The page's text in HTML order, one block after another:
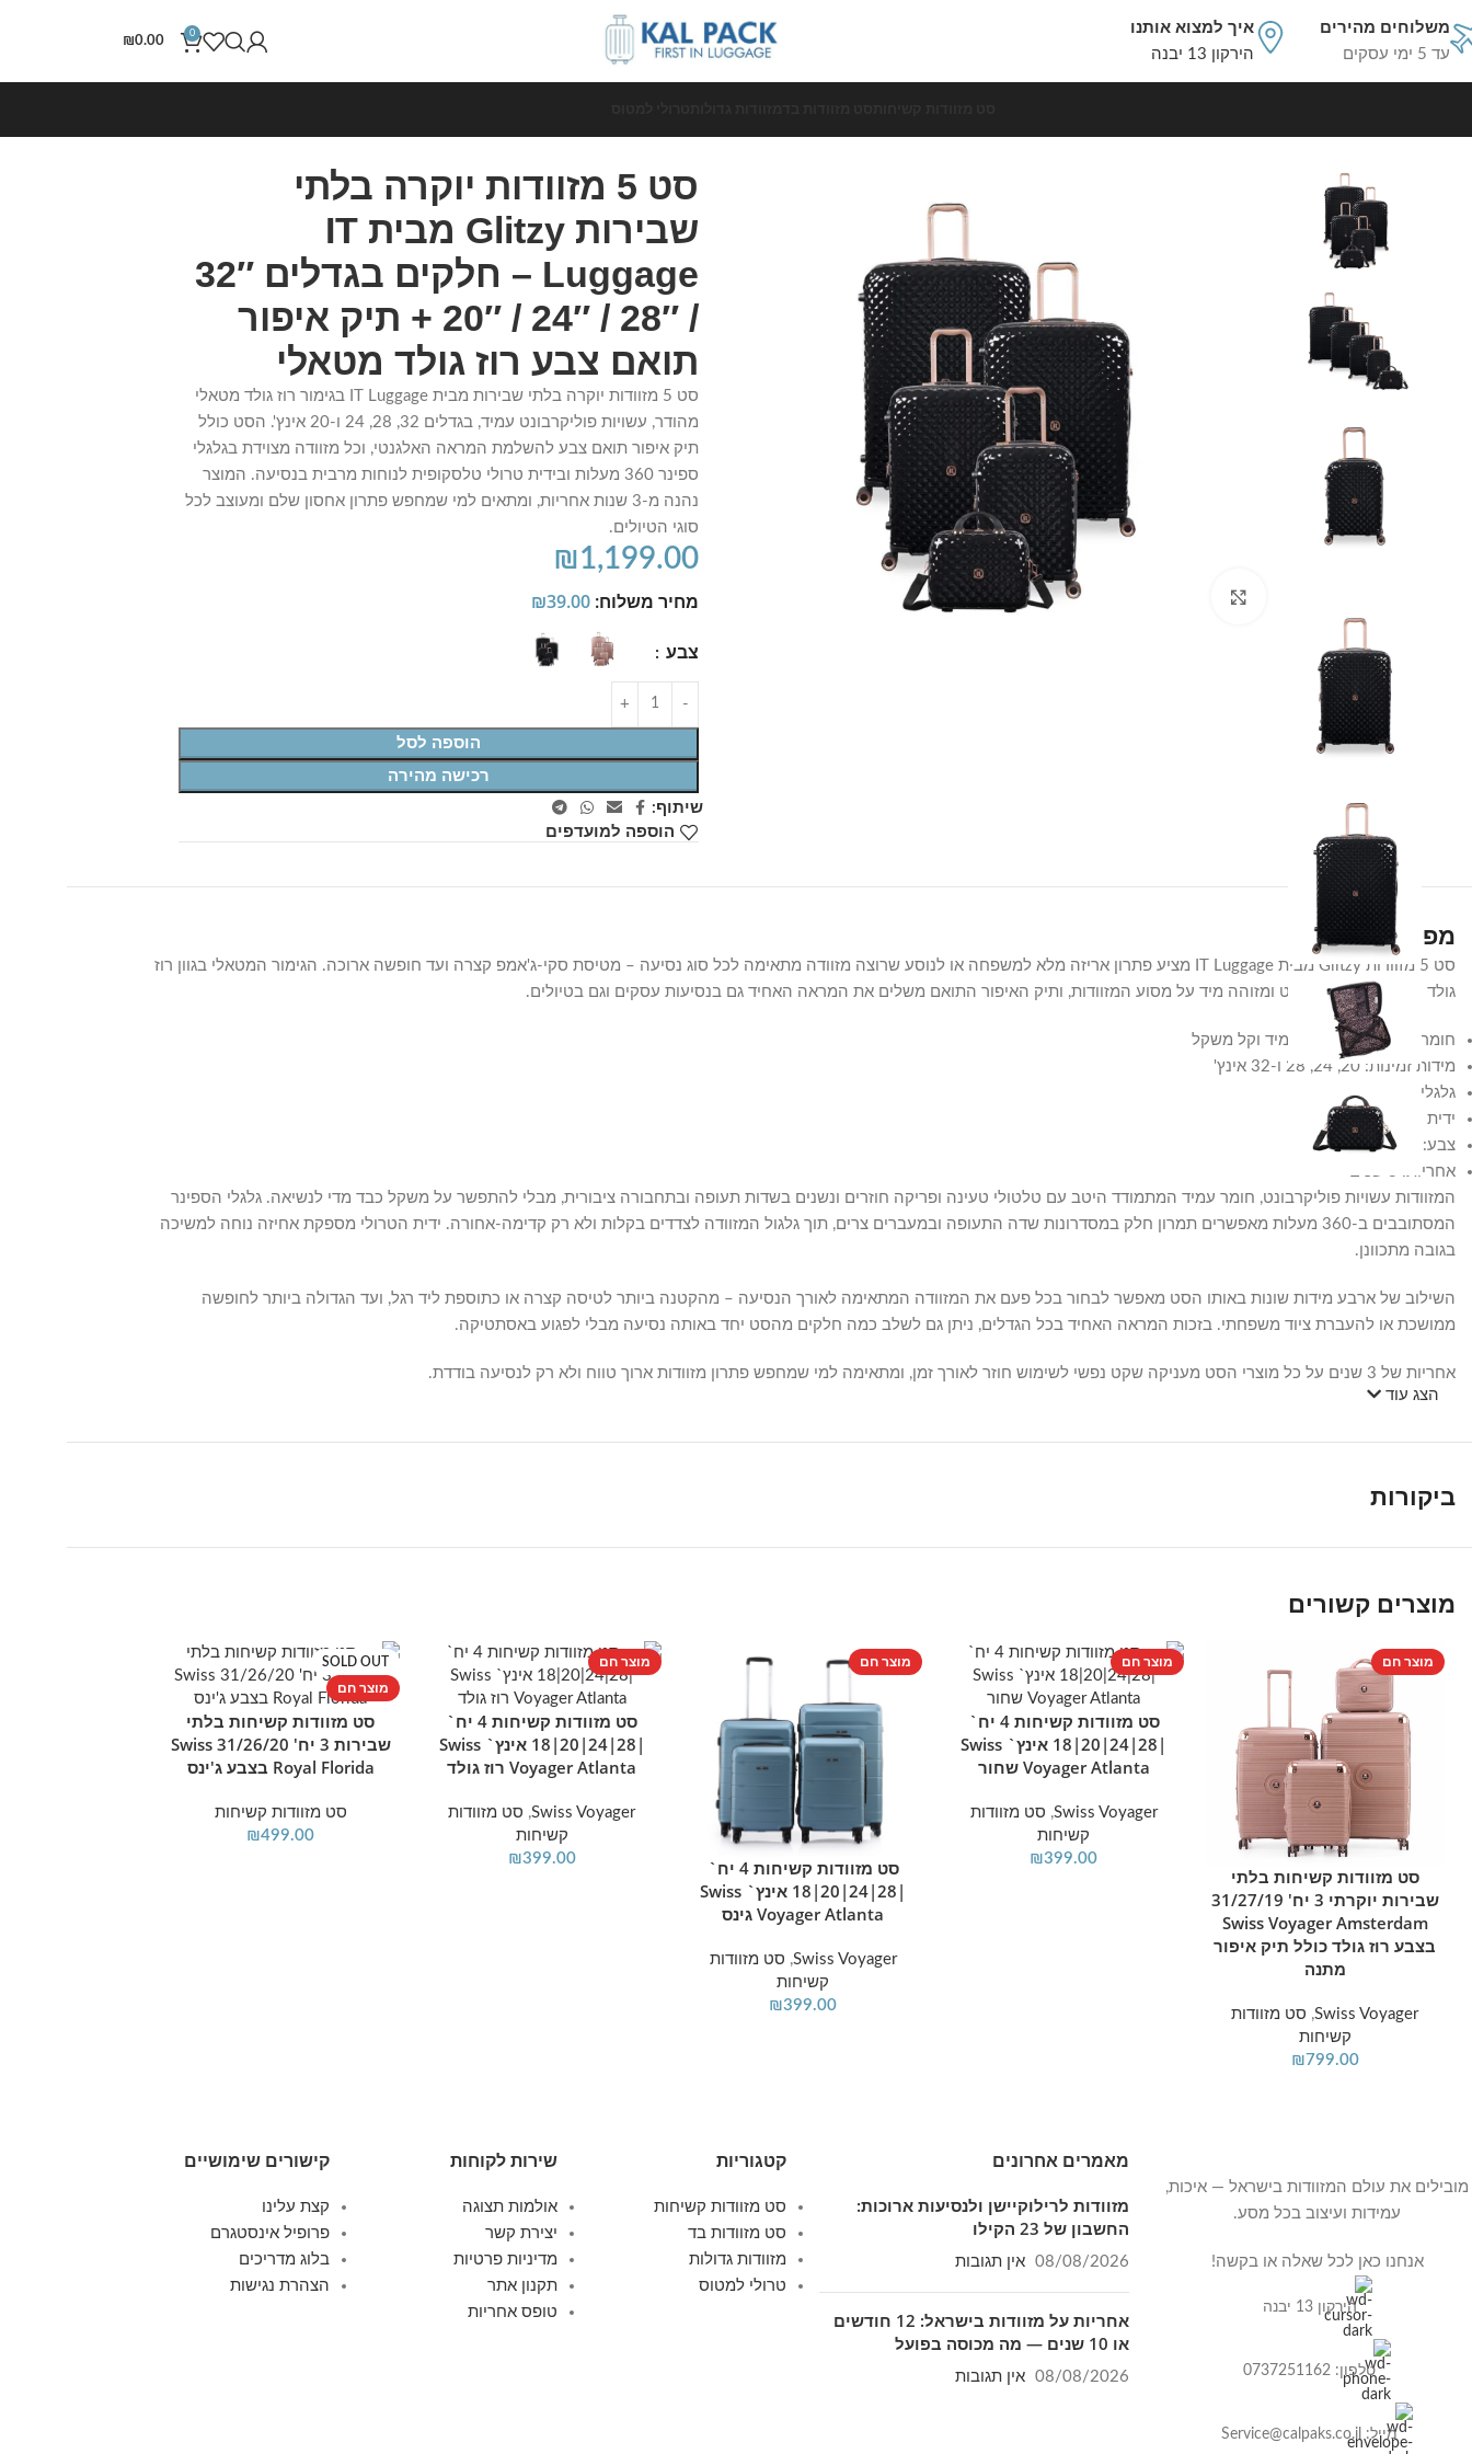
משלוחים מהירים
עד 5 ימי עסקים
איך למצוא אותנו
הירקון 13 יבנה
0
₪0.00
סט 5 מזוודות יוקרה בלתי
שבירות Glitzy מבית IT
Luggage – חלקים בגדלים 32″
/ 28″ / 24″ / 20″ + תיק איפור
תואם צבע רוז גולד מטאלי
סט 5 מזוודות יוקרה בלתי שבירות מבית IT Luggage בגימור רוז גולד מטאלי
מהודר, עשויות פוליקרבונט עמיד, בגדלים 32, 28, 24 ו-20 אינץ'. הסט כולל
תיק איפור תואם צבע להשלמת המראה האלגנטי, וכל מזוודה מצוידת בגלגלי
ספינר 360 מעלות ובידית טרולי טלסקופית לנוחות מרבית בנסיעה. המוצר
נהנה מ-3 שנות אחריות, ומתאים למי שמחפש פתרון אחסון שלם ומעוצב לכל
סוגי הטיולים.
₪1,199.00
מחיר משלוח: ₪39.00
צבע
הוספה לסל
רכישה מהירה
שיתוף:
הוספה למועדפים
מפרט טכני
סט 5 מזוודות Glitzy מבית IT Luggage מציע פתרון אריזה מלא למשפחה או לנוסע שרוצה מזוודה מתאימה לכל סוג נסיעה – מטיסת סקי-ג'אמפ קצרה ועד חופשה ארוכה. הגימור המטאלי בגוון רוז
גולד הופך את הסט לבולט ומזוהה מיד על מסוע המזוודות, ותיק האיפור התואם משלים את המראה האחיד גם בנסיעות עסקים וגם בטיולים.
חומר גלם: פוליקרבונט עמיד וקל משקל
מידות זמינות: 20, 24, 28 ו-32 אינץ'
גלגלי ספינר 360 מעלות
ידית טרולי
צבע: רוז גולד מטאלי
אחריות: 3 שנים
המזוודות עשויות פוליקרבונט, חומר עמיד המתמודד היטב עם טלטולי טעינה ופריקה חוזרים ונשנים בשדות תעופה ובתחבורה ציבורית, מבלי להתפשר על משקל כבד מדי לנשיאה. גלגלי הספינר
המסתובבים ב-360 מעלות מאפשרים תמרון חלק במסדרונות שדה התעופה ובמעברים צרים, תוך גלגול המזוודה לצדדים בקלות ולא רק קדימה-אחורה. ידית הטרולי מספקת אחיזה נוחה למשיכה
בגובה מתכוונן.
השילוב של ארבע מידות שונות באותו הסט מאפשר לבחור בכל פעם את המזוודה המתאימה לאורך הנסיעה – מהקטנה ביותר לטיסה קצרה או כתוספת ליד רגל, ועד הגדולה ביותר לחופשה
ממושכת או להעברת ציוד משפחתי. בזכות המראה האחיד בכל הגדלים, ניתן גם לשלב כמה חלקים מהסט יחד באותה נסיעה מבלי לפגוע באסתטיקה.
אחריות של 3 שנים על כל מוצרי הסט מעניקה שקט נפשי לשימוש חוזר לאורך זמן, ומתאימה למי שמחפש פתרון מזוודות ארוך טווח ולא רק לנסיעה בודדת.
הצג עוד
ביקורות
מוצרים קשורים
מוצר חם
הוספה לסל
סט מזוודות קשיחות בלתי
שבירות יוקרתי 3 יח' 31/27/19
Swiss Voyager Amsterdam
בצבע רוז גולד כולל תיק איפור
מתנה
Swiss Voyager
, סט מזוודות
קשיחות
₪799.00
מוצר חם
הוספה לסל
סט מזוודות קשיחות 4 יח`
|28|24|20|18 אינץ` Swiss
Voyager Atlanta שחור
Swiss Voyager
, סט מזוודות
קשיחות
₪399.00
מוצר חם
הוספה לסל
סט מזוודות קשיחות 4 יח`
|28|24|20|18 אינץ` Swiss
Voyager Atlanta גינס
Swiss Voyager
, סט מזוודות
קשיחות
₪399.00
מוצר חם
הוספה לסל
סט מזוודות קשיחות 4 יח`
|28|24|20|18 אינץ` Swiss
Voyager Atlanta רוז גולד
Swiss Voyager
, סט מזוודות
קשיחות
₪399.00
SOLD OUT
מוצר חם
מידע נוסף
סט מזוודות קשיחות בלתי
שבירות 3 יח' 31/26/20 Swiss
Royal Florida בצבע ג'ינס
סט מזוודות קשיחות
₪499.00
מובילים את עולם המזוודות בישראל — איכות,
עמידות ועיצוב בכל מסע.
אנחנו כאן לכל שאלה או בקשה!
הירקון 13 יבנה
טלפון: 0737251162
מייל: Service@calpaks.co.il
מאמרים אחרונים
מזוודות לרילוקיישן ולנסיעות ארוכות:
החשבון של 23 הקילו
08/08/2026 אין תגובות
אחריות על מזוודות בישראל: 12 חודשים
או 10 שנים — מה מכוסה בפועל
08/08/2026 אין תגובות
קטגוריות
סט מזוודות קשיחות
סט מזוודות בד
מזוודות גדולות
טרולי למטוס
שירות לקוחות
אולמות תצוגה
יצירת קשר
מדיניות פרטיות
תקנון אתר
טופס אחריות
קישורים שימושיים
קצת עלינו
פרופיל אינסטגרם
בלוג מדריכים
הצהרת נגישות